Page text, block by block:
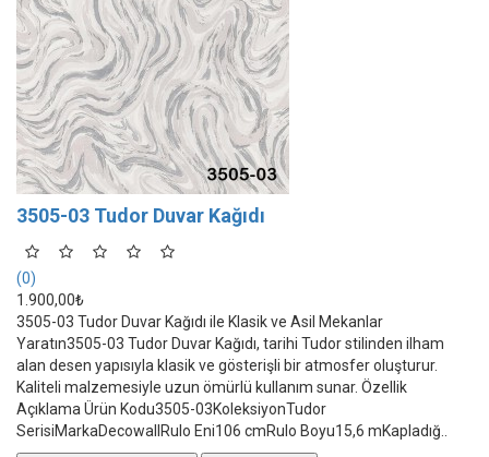
3505-03 Tudor Duvar Kağıdı
(0)
1.900,00₺
3505-03 Tudor Duvar Kağıdı ile Klasik ve Asil Mekanlar
Yaratın3505-03 Tudor Duvar Kağıdı, tarihi Tudor stilinden ilham
alan desen yapısıyla klasik ve gösterişli bir atmosfer oluşturur.
Kaliteli malzemesiyle uzun ömürlü kullanım sunar. Özellik
Açıklama Ürün Kodu3505-03KoleksiyonTudor
SerisiMarkaDecowallRulo Eni106 cmRulo Boyu15,6 mKapladığ..